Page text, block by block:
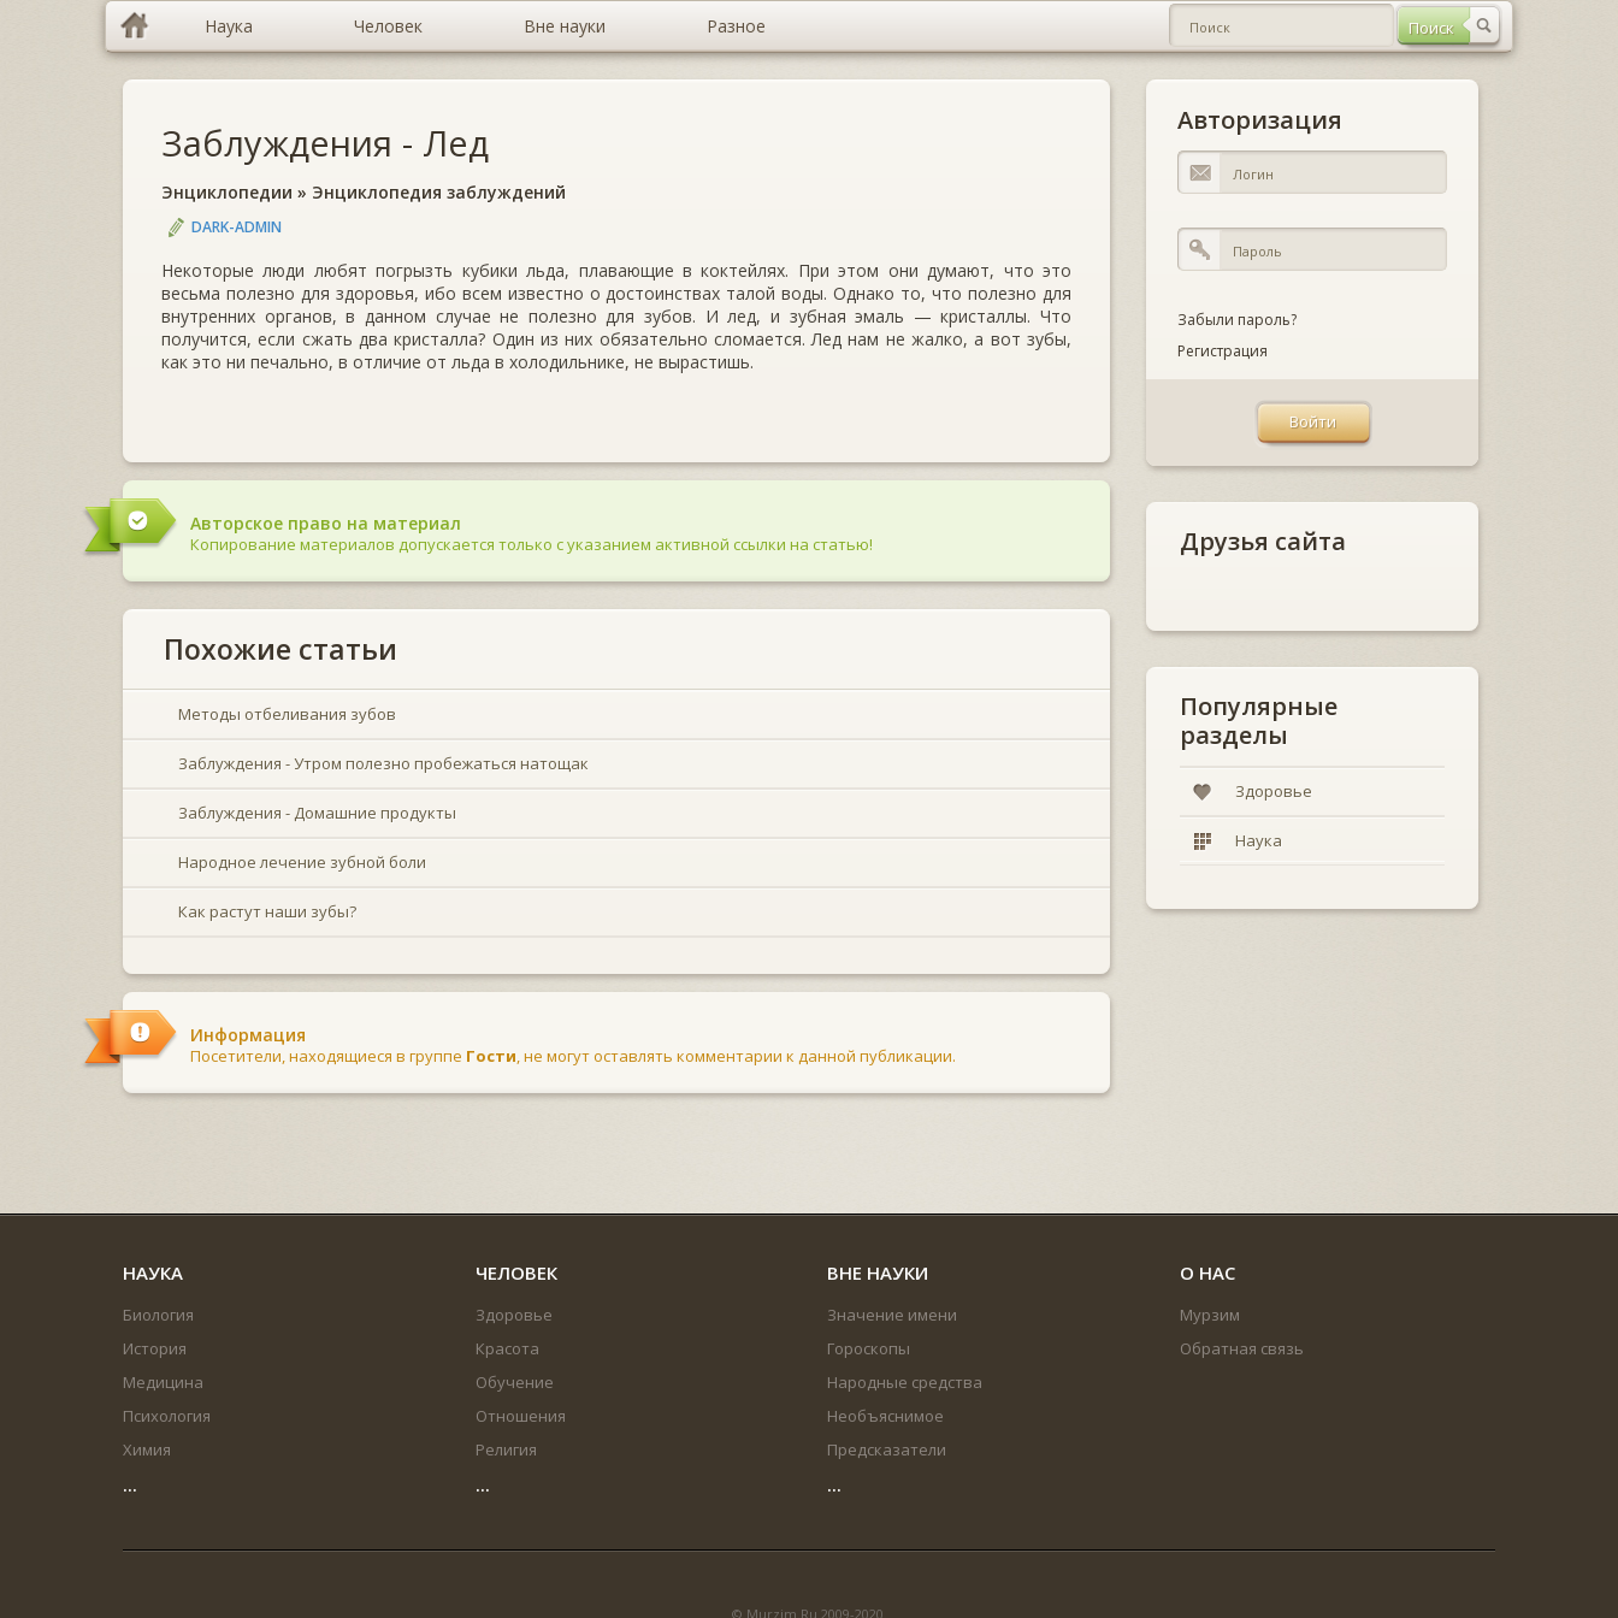
Наука Человек Вне науки Разное
Заблуждения - Лед
Энциклопедии » Энциклопедия заблуждений
DARK-ADMIN
Некоторые люди любят погрызть кубики льда, плавающие в коктейлях. При этом они думают, что это
весьма полезно для здоровья, ибо всем известно о достоинствах талой воды. Однако то, что полезно для
внутренних органов, в данном случае не полезно для зубов. И лед, и зубная эмаль — кристаллы. Что
получится, если сжать два кристалла? Один из них обязательно сломается. Лед нам не жалко, а вот зубы,
как это ни печально, в отличие от льда в холодильнике, не вырастишь.
Авторское право на материал
Копирование материалов допускается только с указанием активной ссылки на статью!
Похожие статьи
Методы отбеливания зубов
Заблуждения - Утром полезно пробежаться натощак
Заблуждения - Домашние продукты
Народное лечение зубной боли
Как растут наши зубы?
Информация
Посетители, находящиеся в группе Гости, не могут оставлять комментарии к данной публикации.
Авторизация
Забыли пароль?
Регистрация
Друзья сайта
Популярные
разделы
Здоровье
Наука
НАУКА
Биология
История
Медицина
Психология
Химия
...
ЧЕЛОВЕК
Здоровье
Красота
Обучение
Отношения
Религия
...
ВНЕ НАУКИ
Значение имени
Гороскопы
Народные средства
Необъяснимое
Предсказатели
...
О НАС
Мурзим
Обратная связь
© Murzim.Ru 2009-2020.